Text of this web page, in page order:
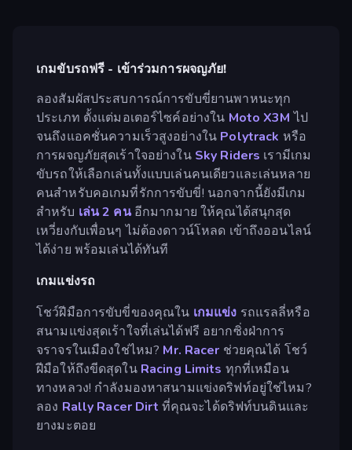
เกมขับรถฟรี - เข้าร่วมการผจญภัย!
ลองสัมผัสประสบการณ์การขับขี่ยานพาหนะทุก
ประเภท ตั้งแต่มอเตอร์ไซค์อย่างใน Moto X3M ไป
จนถึงแอคชั่นความเร็วสูงอย่างใน Polytrack หรือ
การผจญภัยสุดเร้าใจอย่างใน Sky Riders เรามีเกม
ขับรถให้เลือกเล่นทั้งแบบเล่นคนเดียวและเล่นหลาย
คนสำหรับคอเกมที่รักการขับขี่! นอกจากนี้ยังมีเกม
สำหรับ เล่น 2 คนอีกมากมาย ให้คุณได้สนุกสุด
เหวี่ยงกับเพื่อนๆ ไม่ต้องดาวน์โหลด เข้าถึงออนไลน์
ได้ง่าย พร้อมเล่นได้ทันที
เกมแข่งรถ
โชว์ฝีมือการขับขี่ของคุณใน เกมแข่ง รถแรลลี่หรือ
สนามแข่งสุดเร้าใจที่เล่นได้ฟรี อยากซิ่งฝ่าการ
จราจรในเมืองใช่ไหม? Mr. Racer ช่วยคุณได้ โชว์
ฝีมือให้ถึงขีดสุดใน Racing Limits ทุกที่เหมือน
ทางหลวง! กำลังมองหาสนามแข่งดริฟท์อยู่ใช่ไหม?
ลอง Rally Racer Dirt ที่คุณจะได้ดริฟท์บนดินและ
ยางมะตอย